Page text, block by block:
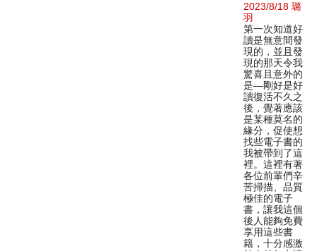
2023/8/18 璐
羽
第一次知道好
讀是無意間發
現的，並且發
現的那天令我
驚喜且意外的
是—剛好是好
讀復活不久之
後，覺著應該
是某種莫名的
緣分，促使想
找些電子書的
我被帶到了這
裡。這裡有著
各位前輩們辛
苦掃描、品質
極佳的電子
書，讓我這個
後人能夠免費
享用這些書
籍，十分感激